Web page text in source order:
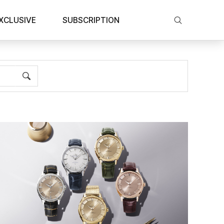
SUBSCRIPTION